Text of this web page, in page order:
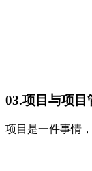
03.项目与项
项目是一件事情